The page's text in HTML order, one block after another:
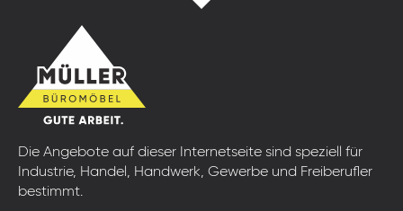
Die Angebote auf dieser Internetseite sind speziell für
Industrie, Handel, Handwerk, Gewerbe und Freiberufler
bestimmt.